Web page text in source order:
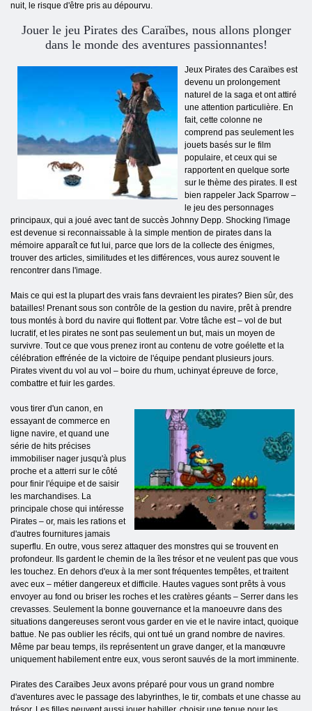
nuit, le risque d'être pris au dépourvu.
Jouer le jeu Pirates des Caraïbes, nous allons plonger
dans le monde des aventures passionnantes!
Jeux Pirates des Caraïbes est
devenu un prolongement
naturel de la saga et ont attiré
une attention particulière. En
fait, cette colonne ne
comprend pas seulement les
jouets basés sur le film
populaire, et ceux qui se
rapportent en quelque sorte
sur le thème des pirates. Il est
bien rappeler Jack Sparrow –
le jeu des personnages
principaux, qui a joué avec tant de succès Johnny Depp. Shocking l'image
est devenue si reconnaissable à la simple mention de pirates dans la
mémoire apparaît ce fut lui, parce que lors de la collecte des énigmes,
trouver des articles, similitudes et les différences, vous aurez souvent le
rencontrer dans l'image.
Mais ce qui est la plupart des vrais fans devraient les pirates? Bien sûr, des
batailles! Prenant sous son contrôle de la gestion du navire, prêt à prendre
tous montés à bord du navire qui flottent par. Votre tâche est – vol de but
lucratif, et les pirates ne sont pas seulement un but, mais un moyen de
survivre. Tout ce que vous prenez iront au contenu de votre goélette et la
célébration effrénée de la victoire de l'équipe pendant plusieurs jours.
Pirates vivent du vol au vol – boire du rhum, uchinyat épreuve de force,
combattre et fuir les gardes.
vous tirer d'un canon, en
essayant de commerce en
ligne navire, et quand une
série de hits précises
immobiliser nager jusqu'à plus
proche et a atterri sur le côté
pour finir l'équipe et de saisir
les marchandises. La
principale chose qui intéresse
Pirates – or, mais les rations et
d'autres fournitures jamais
superflu. En outre, vous serez attaquer des monstres qui se trouvent en
profondeur. Ils gardent le chemin de la îles trésor et ne veulent pas que vous
les touchez. En dehors d'eux à la mer sont fréquentes tempêtes, et traitent
avec eux – métier dangereux et difficile. Hautes vagues sont prêts à vous
envoyer au fond ou briser les roches et les cratères géants – Serrer dans les
crevasses. Seulement la bonne gouvernance et la manoeuvre dans des
situations dangereuses seront vous garder en vie et le navire intact, quoique
battue. Ne pas oublier les récifs, qui ont tué un grand nombre de navires.
Même par beau temps, ils représentent un grave danger, et la manœuvre
uniquement habilement entre eux, vous seront sauvés de la mort imminente.
Pirates des Caraïbes Jeux avons préparé pour vous un grand nombre
d'aventures avec le passage des labyrinthes, le tir, combats et une chasse au